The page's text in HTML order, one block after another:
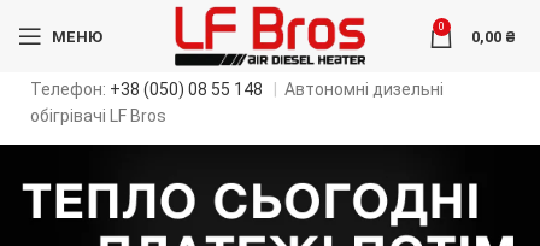
МЕНЮ
0
0,00 ₴
Телефон: +38 (050) 08 55 148
Автономні дизельні
обігрівачі LF Bros